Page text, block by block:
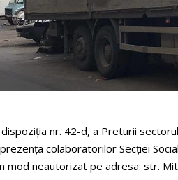
nr. 42-d, a Preturii
colaboratorilor Secției
mod neautorizat pe adresa: str.